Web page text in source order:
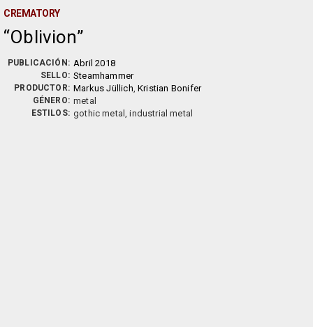
CREMATORY
Oblivion
PUBLICACIÓN: Abril 2018
SELLO: Steamhammer
PRODUCTOR: Markus Jüllich,Kristian Bonifer
GÉNERO: metal
ESTILOS: gothic metal, industrial metal